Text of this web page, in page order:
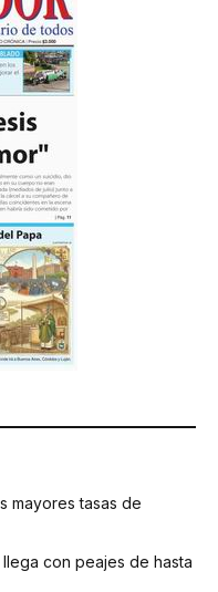
mayores tasas de
con peajes de hasta